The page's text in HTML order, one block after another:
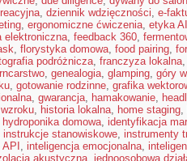
, dziennik wdzięczności, e-
, ergonomiczne ćwiczenia, etyka AI
elektroniczna, feedback 360,
, florystyka domowa, food pairing,
podróżnicza, franczyza lokalna,
, genealogia, glamping, góry
, gotowanie rodzinne, grafika
, gwarancja, hamakowanie,
, historia lokalna, home staging,
hydroponika domowa, identyfikacja
instrukcje stanowiskowe, instrumenty
, inteligencja emocjonalna,
akustyczna, jednoosobowa